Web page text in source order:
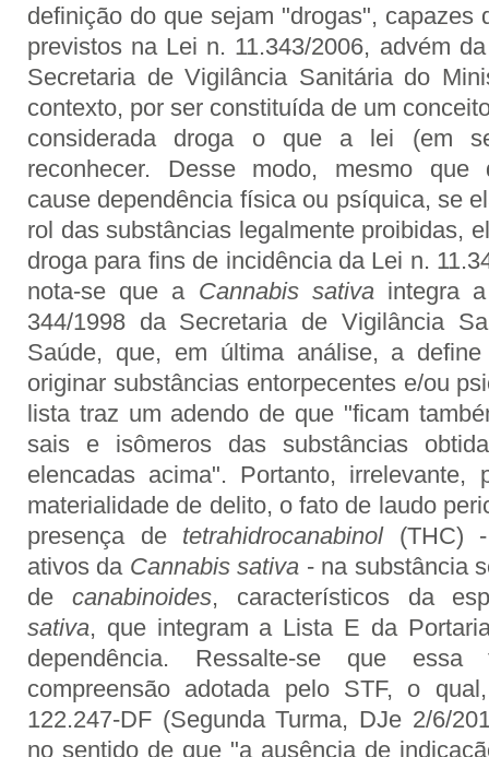
definição do que sejam "drogas", capazes
previstos na Lei n. 11.343/2006, advém
Secretaria de Vigilância Sanitária do
contexto, por ser constituída de um
considerada droga o que a lei (em
reconhecer. Desse modo, mesmo que
cause dependência física ou psíquica, se
rol das substâncias legalmente proibidas,
droga para fins de incidência da Lei n.
nota-se que a Cannabis sativa integra
344/1998 da Secretaria de Vigilância
Saúde, que, em última análise, a
originar substâncias entorpecentes e/ou
lista traz um adendo de que "ficam
sais e isômeros das substâncias
elencadas acima". Portanto, irrelevante,
materialidade de delito, o fato de laudo
presença de
tetrahidrocanabinol
(THC)
ativos da Cannabis sativa - na substância
de
canabinoides, característicos da
sativa, que integram a Lista E da
dependência. Ressalte-se que
compreensão adotada pelo STF, o
122.247-DF (Segunda Turma, DJe 2/6/
no sentido de que "a ausência de